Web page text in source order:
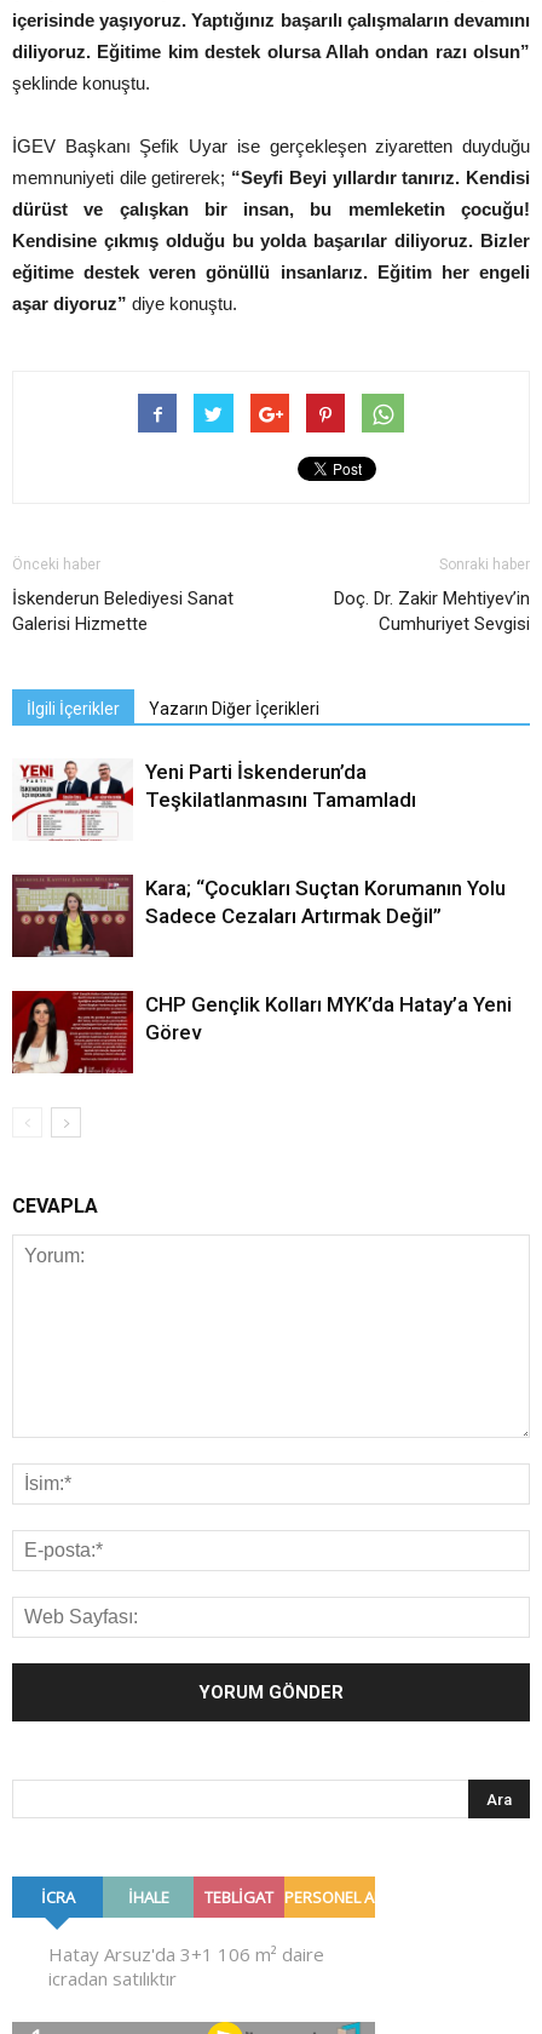
içerisinde yaşıyoruz. Yaptığınız başarılı çalışmaların devamını
diliyoruz. Eğitime kim destek olursa Allah ondan razı olsun”
şeklinde konuştu.
İGEV Başkanı Şefik Uyar ise gerçekleşen ziyaretten duyduğu
memnuniyeti dile getirerek; “Seyfi Beyi yıllardır tanırız. Kendisi
dürüst ve çalışkan bir insan, bu memleketin çocuğu!
Kendisine çıkmış olduğu bu yolda başarılar diliyoruz. Bizler
eğitime destek veren gönüllü insanlarız. Eğitim her engeli
aşar diyoruz” diye konuştu.
Önceki haber
İskenderun Belediyesi Sanat
Galerisi Hizmette
Sonraki haber
Doç. Dr. Zakir Mehtiyev’in
Cumhuriyet Sevgisi
İlgili İçerikler Yazarın Diğer İçerikleri
Yeni Parti İskenderun’da
Teşkilatlanmasını Tamamladı
Kara; “Çocukları Suçtan Korumanın Yolu
Sadece Cezaları Artırmak Değil”
CHP Gençlik Kolları MYK’da Hatay’a Yeni
Görev
CEVAPLA